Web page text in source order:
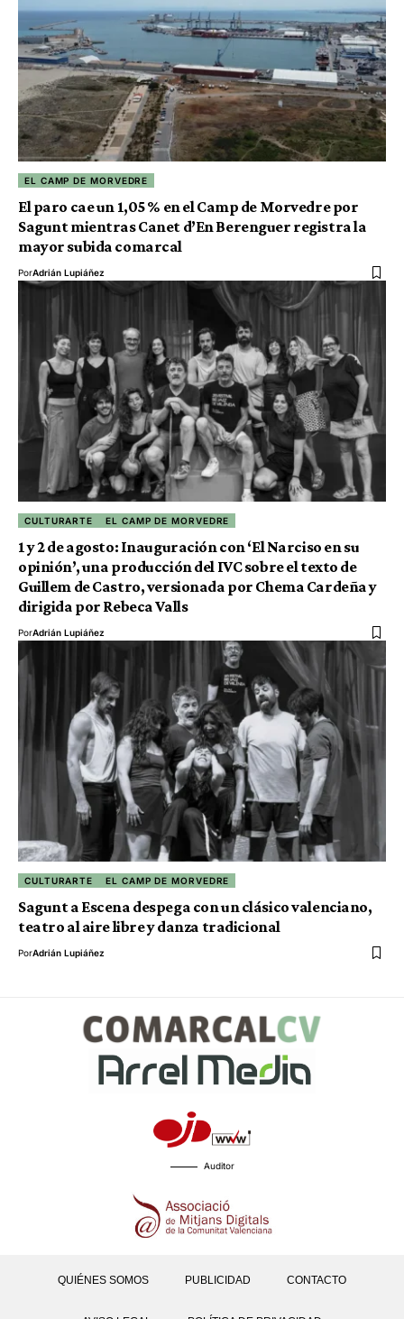
EL CAMP DE MORVEDRE
El paro cae un 1,05 % en el Camp de Morvedre por
Sagunt mientras Canet d’En Berenguer registra la
mayor subida comarcal
PorAdrián Lupiáñez
CULTURARTE EL CAMP DE MORVEDRE
1 y 2 de agosto: Inauguración con ‘El Narciso en su
opinión’, una producción del IVC sobre el texto de
Guillem de Castro, versionada por Chema Cardeña y
dirigida por Rebeca Valls
PorAdrián Lupiáñez
CULTURARTE EL CAMP DE MORVEDRE
Sagunt a Escena despega con un clásico valenciano,
teatro al aire libre y danza tradicional
PorAdrián Lupiáñez
Auditor
QUIÉNES SOMOS PUBLICIDAD CONTACTO